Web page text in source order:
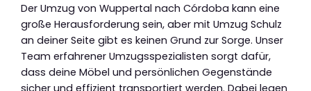
Der Umzug von Wuppertal nach Córdoba kann eine
große Herausforderung sein, aber mit Umzug Schulz
an deiner Seite gibt es keinen Grund zur Sorge. Unser
Team erfahrener Umzugsspezialisten sorgt dafür,
dass deine Möbel und persönlichen Gegenstände
sicher und effizient transportiert werden. Dabei legen